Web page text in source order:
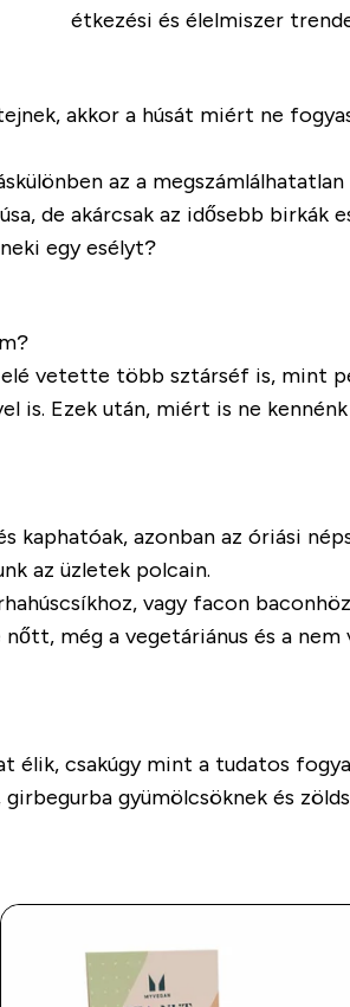
akkor a húsát miért ne
az a
de akárcsak az idősebb
egy esélyt?
vetette több sztárséf is, mint
is. Ezek után, miért is ne
azonban az óriási
az üzletek polcain.
vagy facon
még a vegetáriánus és a
élik, csakúgy mint a tudatos
gyümölcsöknek és